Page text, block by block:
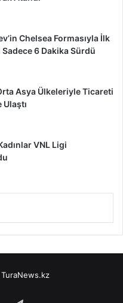
Chelsea Formasıyla İlk
6 Dakika Sürdü
Asya Ülkeleriyle Ticareti
Ulaştı
VNL Ligi